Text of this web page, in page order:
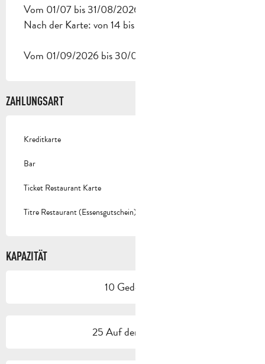
Vom 01/07 bis 31/08/2026
Nach der Karte: von 14 bis 20 €.
Vom 01/09/2026 bis 30/06/2027.
ZAHLUNGSART
Kreditkarte
Bar
Ticket Restaurant Karte
Titre Restaurant (Essensgutschein)
KAPAZITÄT
10 Gedeck(e)
25 Auf der Terrasse